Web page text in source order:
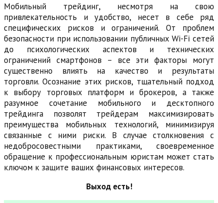
Мобильный трейдинг, несмотря на свою
привлекательность и удобство, несет в себе ряд
специфических рисков и ограничений. От проблем
безопасности при использовании публичных Wi-Fi сетей
до психологических аспектов и технических
ограничений смартфонов – все эти факторы могут
существенно влиять на качество и результаты
торговли. Осознание этих рисков, тщательный подход
к выбору торговых платформ и брокеров, а также
разумное сочетание мобильного и десктопного
трейдинга позволят трейдерам максимизировать
преимущества мобильных технологий, минимизируя
связанные с ними риски. В случае столкновения с
недобросовестными практиками, своевременное
обращение к профессиональным юристам может стать
ключом к защите ваших финансовых интересов.
Выход есть!